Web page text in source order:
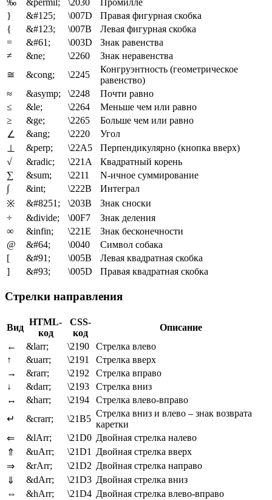
}
&#125; \007D
Правая фигурная скобка
{
&#123; \007B
Левая фигурная скобка
=
&#61; \003D
Знак равенства
≠
&ne; \2260
Знак неравенства
≅
&cong; \2245
Конгруэнтность (геометрическое
равенство)
≈
&asymp; \2248
Почти равно
≤
&le; \2264
Меньше чем или равно
≥
&ge; \2265
Больше чем или равно
∠
&ang; \2220
Угол
⊥
&perp; \22A5
Перпендикулярно (кнопка вверх)
√
&radic; \221A
Квадратный корень
∑
&sum; \2211
N-ичное суммирование
∫
&int; \222B
Интеграл
※
&#8251; \203B
Знак сноски
÷
&divide; \00F7
Знак деления
∞
&infin; \221E
Знак бесконечности
@
&#64; \0040
Символ собака
[
&#91; \005B
Левая квадратная скобка
]
&#93; \005D Правая квадратная скобка
Стрелки направления
Вид
HTML-
код
CSS-
код
Описание
←
&larr; \2190
Стрелка влево
↑
&uarr; \2191
Стрелка вверх
→
&rarr; \2192
Стрелка вправо
↓
&darr; \2193
Стрелка вниз
↔
&harr; \2194
Стрелка влево-вправо
↵
&crarr; \21B5
Стрелка вниз и влево – знак возврата
каретки
⇐
&lArr; \21D0 Двойная стрелка налево
⇑
&uArr; \21D1
Двойная стрелка вверх
⇒
&rArr; \21D2 Двойная стрелка направо
⇓
&dArr; \21D3 Двойная стрелка вниз
⇔
&hArr; \21D4 Двойная стрелка влево-вправо